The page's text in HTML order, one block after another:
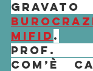
MiFID .
Prof.
com’è